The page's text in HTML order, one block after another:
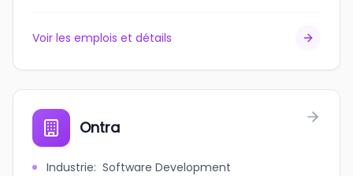
Voir les emplois et détails
Ontra
Industrie: Software Development